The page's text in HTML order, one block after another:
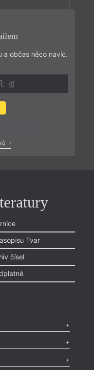
a občas něco navíc.
Tvar
čísel
soutěž,